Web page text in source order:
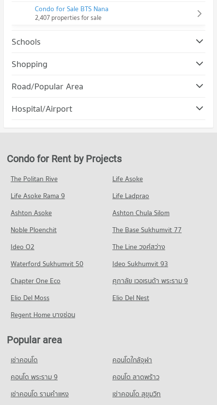
Condo for Sale BTS Nana
2,407 properties for sale
Schools
Shopping
Road/Popular Area
Condo Sukhumvit Road
Condo for Rent near Sukhumvit Road
Condo for Sale near Sukhumvit Road
29,407 properties for sale
Condo Petchburi Road Bangkok
PROJECT_COUNT
Condo for Rent near Petchburi Road Bangkok
46,542 properties for rent
Condo for Sale near Petchburi Road Bangkok
16,663 properties for sale
Condo New Petchburi Road Bangkok
Condo for Rent near New Petchburi Road Bangkok
32,942 properties for rent
Condo for Sale near New Petchburi Road Bangkok
11,864 properties for sale
Condo Sathon Nuea Road
20,992 properties for rent
Condo for Sale near Sathon Nuea Road
10,150 properties for sale
Hospital/Airport
Condo for Rent by Projects
The Politan Rive
Life Asoke
Life Asoke Rama 9
Life Ladprao
Ashton Asoke
Ashton Chula Silom
Noble Ploenchit
The Base Sukhumvit 77
Ideo O2
The Line วงศ์สว่าง
Waterford Sukhumvit 50
Ideo Sukhumvit 93
Chapter One Eco
ศุภาลัย เวอเรนด้า พระราม 9
Elio Del Moss
Elio Del Nest
Regent Home บางซ่อน
Popular area
เช่าคอนโด
คอนโดใกล้จุฬา
คอนโด พระราม 9
คอนโด ลาดพร้าว
เช่าคอนโด รามคําแหง
เช่าคอนโด สุขุมวิท